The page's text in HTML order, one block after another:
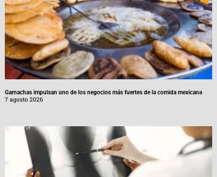
Garnachas impulsan uno de los negocios más fuertes de la comida mexicana
7 agosto 2026